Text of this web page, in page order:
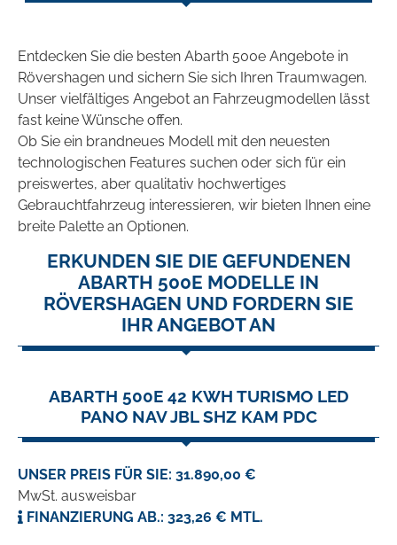
Entdecken Sie die besten Abarth 500e Angebote in
Rövershagen und sichern Sie sich Ihren Traumwagen.
Unser vielfältiges Angebot an Fahrzeugmodellen lässt
fast keine Wünsche offen.
Ob Sie ein brandneues Modell mit den neuesten
technologischen Features suchen oder sich für ein
preiswertes, aber qualitativ hochwertiges
Gebrauchtfahrzeug interessieren, wir bieten Ihnen eine
breite Palette an Optionen.
ERKUNDEN SIE DIE GEFUNDENEN
ABARTH 500E MODELLE IN
RÖVERSHAGEN UND FORDERN SIE
IHR ANGEBOT AN
ABARTH 500E 42 KWH TURISMO LED
PANO NAV JBL SHZ KAM PDC
UNSER PREIS FÜR SIE: 31.890,00 €
MwSt. ausweisbar
FINANZIERUNG AB.: 323,26 € MTL.